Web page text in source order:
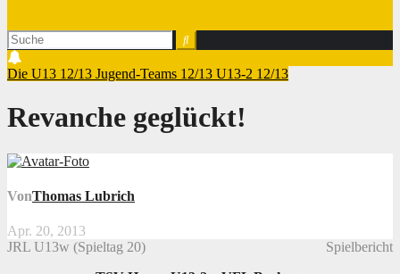
Die U13 12/13 Jugend-Teams 12/13 U13-2 12/13
Revanche geglückt!
VonThomas Lubrich
Apr. 20, 2013
JRL U13w (Spieltag 20)
Spielbericht